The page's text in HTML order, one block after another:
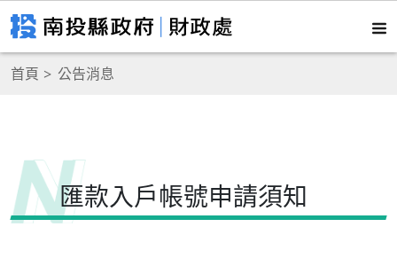
首頁 公告消息
匯款入戶帳號申請須知